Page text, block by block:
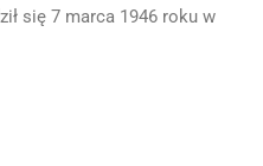
się 7 marca 1946 roku w